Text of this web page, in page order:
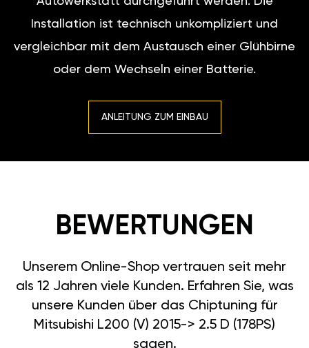
Installation ist technisch unkompliziert und
vergleichbar mit dem Austausch einer Glühbirne
oder dem Wechseln einer Batterie.
BEWERTUNGEN
als 12 Jahren viele Kunden. Erfahren Sie, was
unsere Kunden über das Chiptuning für
Mitsubishi L200 (V) 2015-> 2.5 D (178PS)
sagen.